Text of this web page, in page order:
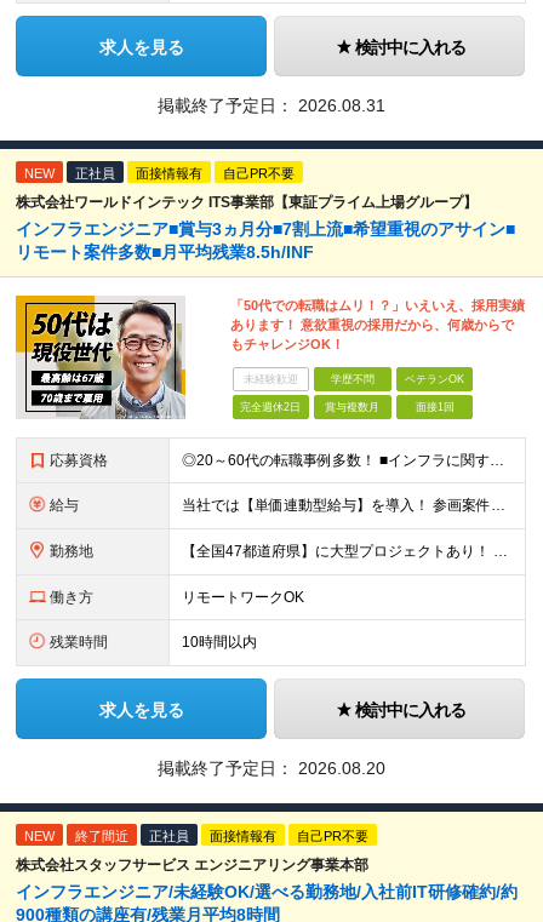
求人を見る 検討中に入れる
掲載終了予定日： 2026.08.31
NEW 正社員 面接情報有 自己PR不要
株式会社ワールドインテック ITS事業部【東証プライム上場グループ】
インフラエンジニア■賞与3ヵ月分■7割上流■希望重視のアサイン■
リモート案件多数■月平均残業8.5h/INF
「50代での転職はムリ！？」いえいえ、採用実績
あります！ 意欲重視の採用だから、何歳からで
もチャレンジOK！
未経験歓迎 学歴不問 ベテランOK
完全週休2日 賞与複数月 面接1回
応募資格 ◎20～60代の転職事例多数！ ■インフラに関する何らかのご経験 ■学歴不問/転職回数は一切不問！
給与 当社では【単価連動型給与】を導入！ 参画案件の契約単価に連動して給与が決定。 還元率は単価の【70％～80％】と東証プライム上場グループとして高水準です！（社会保険料・教育コスト含む） ■関東：月給
勤務地 【全国47都道府県】に大型プロジェクトあり！ 主要勤務地： 北海道/宮城県/栃木県/埼玉県/千葉県/東京都/神奈川県/愛知県/大阪府/京都府/兵庫県/広島県/福岡県/熊本県 ※勤務エリアは、あなたの
働き方 リモートワークOK
残業時間 10時間以内
求人を見る 検討中に入れる
掲載終了予定日： 2026.08.20
NEW 終了間近 正社員 面接情報有 自己PR不要
株式会社スタッフサービス エンジニアリング事業本部
インフラエンジニア/未経験OK/選べる勤務地/入社前IT研修確約/約
900種類の講座有/残業月平均8時間